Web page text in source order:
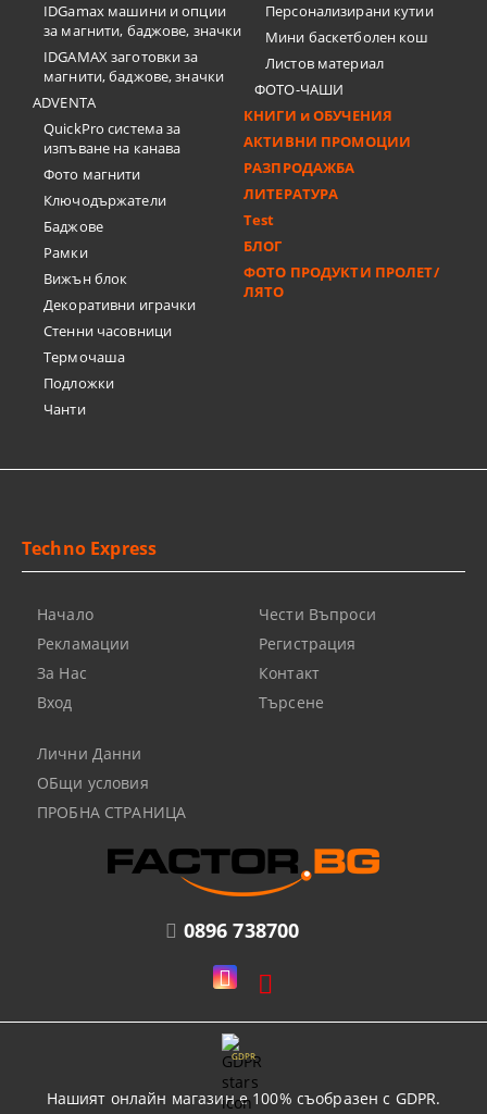
IDGamax машини и опции
за магнити, баджове, значки
IDGAMAX заготовки за
магнити, баджове, значки
ADVENTA
QuickPro система за
изпъване на канава
Фото магнити
Ключодържатели
Баджове
Рамки
Вижън блок
Декоративни играчки
Стенни часовници
Термочашa
Подложки
Чанти
Персонализирани кутии
Мини баскетболен кош
Листов материал
ФОТО-ЧАШИ
КНИГИ и ОБУЧЕНИЯ
АКТИВНИ ПРОМОЦИИ
РАЗПРОДАЖБА
ЛИТЕРАТУРА
Test
БЛОГ
ФОТО ПРОДУКТИ ПРОЛЕТ/
ЛЯТО
0896 738700
Techno Express
Начало
Рекламации
За Нас
Вход
Чести Въпроси
Регистрация
Контакт
Търсене
Лични Данни
ОБщи условия
ПРОБНА СТРАНИЦА
GDPR
Нашият онлайн магазин е 100% съобразен с GDPR.